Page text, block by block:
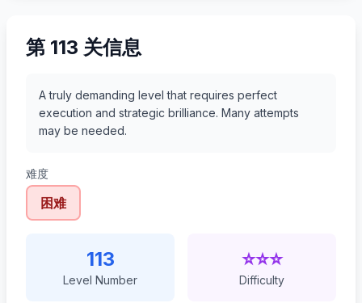
第 113 关信息
A truly demanding level that requires perfect
execution and strategic brilliance. Many attempts
may be needed.
难度
困难
113
Level Number
⭐⭐⭐
Difficulty